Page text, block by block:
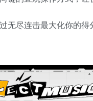
无尽连击最大化你的得